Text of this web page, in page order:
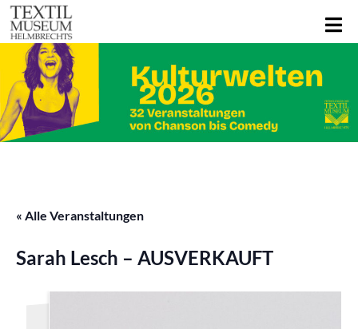
« Alle Veranstaltungen
Sarah Lesch – AUSVERKAUFT